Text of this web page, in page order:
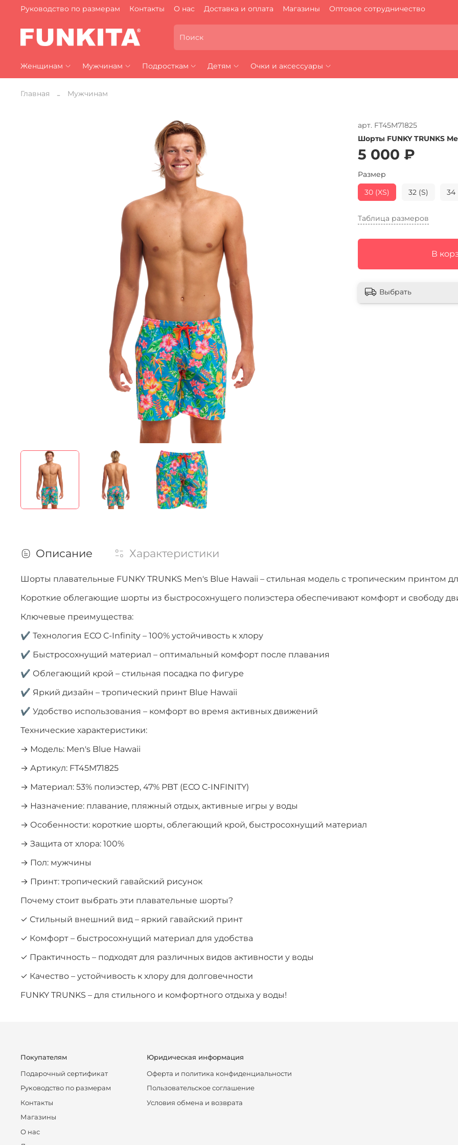
Руководство по размерам Контакты О нас Доставка и оплата Магазины Оптовое сотрудничество
Женщинам Мужчинам Подросткам Детям Очки и аксессуары
Главная Мужчинам
арт. FT45M71825
Шорты FUNKY TRUNKS
5 000 ₽
Таблица размеров
В
Размер
30 (XS)
32 (S) 34
Выбрать
Описание Характеристики
Шорты плавательные FUNKY TRUNKS Men's Blue Hawaii – стильная модель с тропическим принтом
Короткие облегающие шорты из быстросохнущего полиэстера обеспечивают комфорт и свободу
Ключевые преимущества:
✔ Технология ECO C-Infinity – 100% устойчивость к хлору
✔ Быстросохнущий материал – оптимальный комфорт после плавания
✔ Облегающий крой – стильная посадка по фигуре
✔ Яркий дизайн – тропический принт Blue Hawaii
✔ Удобство использования – комфорт во время активных движений
Технические характеристики:
→ Модель: Men's Blue Hawaii
→ Артикул: FT45M71825
→ Материал: 53% полиэстер, 47% PBT (ECO C-INFINITY)
→ Назначение: плавание, пляжный отдых, активные игры у воды
→ Особенности: короткие шорты, облегающий крой, быстросохнущий материал
→ Защита от хлора: 100%
→ Пол: мужчины
→ Принт: тропический гавайский рисунок
Почему стоит выбрать эти плавательные шорты?
✓ Стильный внешний вид – яркий гавайский принт
✓ Комфорт – быстросохнущий материал для удобства
✓ Практичность – подходят для различных видов активности у воды
✓ Качество – устойчивость к хлору для долговечности
FUNKY TRUNKS – для стильного и комфортного отдыха у воды!
Покупателям
Подарочный сертификат
Руководство по размерам
Контакты
Магазины
О нас
Юридическая информация
Оферта и политика конфиденциальности
Пользовательское соглашение
Условия обмена и возврата